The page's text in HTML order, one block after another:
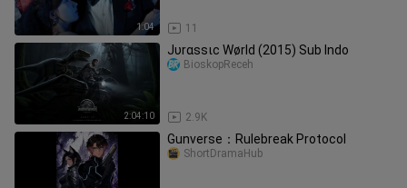
1:04 11
2:04:10
Jυrαѕѕιϲ Wørld (2015) Sub Indo
2.9K
BioskopReceh
Gunverse：Rulebreak Protocol
ShortDramaHub